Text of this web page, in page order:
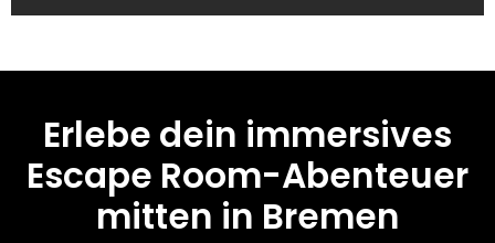
Erlebe dein immersives
Escape Room-Abenteuer
mitten in Bremen